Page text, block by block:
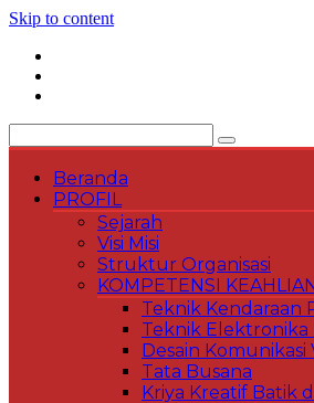
Skip to content
Beranda
PROFIL
Sejarah
Visi Misi
Struktur Organisasi
KOMPETENSI
Teknik Kendaraan
Teknik Elektronika
Desain Komunikasi
Tata Busana
Kriya Kreatif Batik